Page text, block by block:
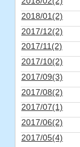
2018/01(2)
2017/12(2)
2017/11(2)
2017/10(2)
2017/09(3)
2017/08(2)
2017/07(1)
2017/06(2)
2017/05(4)